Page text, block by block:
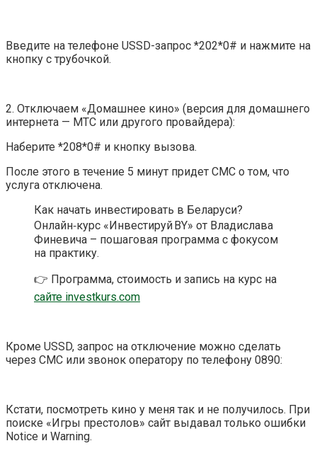
Введите на телефоне USSD-запрос *202*0# и нажмите на
кнопку с трубочкой.
2. Отключаем «Домашнее кино» (версия для домашнего
интернета — МТС или другого провайдера):
Наберите *208*0# и кнопку вызова.
После этого в течение 5 минут придет СМС о том, что
услуга отключена.
Как начать инвестировать в Беларуси?
Онлайн‑курс «Инвестируй BY» от Владислава
Финевича – пошаговая программа с фокусом
на практику.
👉 Программа, стоимость и запись на курс на
сайте investkurs.com
Кроме USSD, запрос на отключение можно сделать
через СМС или звонок оператору по телефону 0890:
Кстати, посмотреть кино у меня так и не получилось. При
поиске «Игры престолов» сайт выдавал только ошибки
Notice и Warning.